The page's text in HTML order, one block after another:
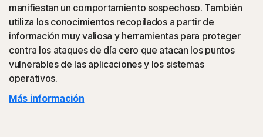
Estafas de asistencia técnica◊
Norton ayuda a bloquear los sitios web que se hacen
pasar por páginas oficiales de asistencia de empresas.
La protección contra phishing y estafas online se aplica solo a dispositivos
manifiestan un comportamiento sospechoso. También
utiliza los conocimientos recopilados a partir de
información muy valiosa y herramientas para proteger
contra los ataques de día cero que atacan los puntos
vulnerables de las aplicaciones y los sistemas
operativos.
Más información